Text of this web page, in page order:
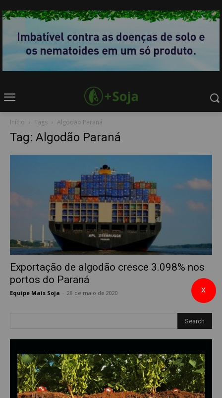
Início Tags Algodão Paraná
Tag: Algodão Paraná
Exportação de algodão cresce 3.098% nos
portos do Paraná
Equipe Mais Soja 28 de maio de 2020 X